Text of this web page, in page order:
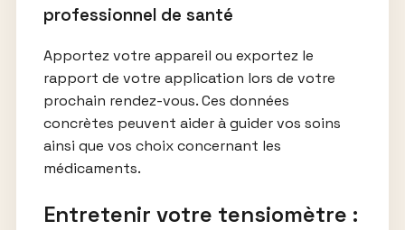
professionnel de santé
Apportez votre appareil ou exportez le
rapport de votre application lors de votre
prochain rendez-vous. Ces données
concrètes peuvent aider à guider vos soins
ainsi que vos choix concernant les
médicaments.
Entretenir votre tensiomètre :